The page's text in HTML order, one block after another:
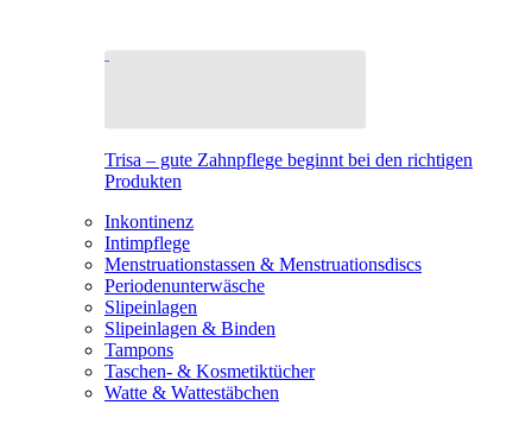
Trisa – gute Zahnpflege beginnt bei den richtigen
Produkten
Inkontinenz
Intimpflege
Menstruationstassen & Menstruationsdiscs
Periodenunterwäsche
Slipeinlagen
Slipeinlagen & Binden
Tampons
Taschen- & Kosmetiktücher
Watte & Wattestäbchen